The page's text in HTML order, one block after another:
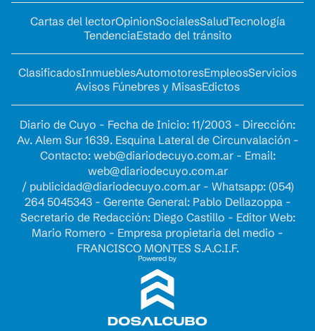
Cartas del lectorOpinionSocialesSaludTecnología
TendenciaEstado del tránsito
ClasificadosInmueblesAutomotoresEmpleosServicios
Avisos Fúnebres y MisasEdictos
Diario de Cuyo - Fecha de Inicio: 11/2003 - Dirección:
Av. Alem Sur 1639. Esquina Lateral de Circunvalación -
Contacto: web@diariodecuyo.com.ar- Email:
web@diariodecuyo.com.ar
/ publicidad@diariodecuyo.com.ar- Whatsapp: (054)
264 5045343 - Gerente General: Pablo Dellazoppa -
Secretario de Redacción: Diego Castillo - Editor Web:
Mario Romero - Empresa propietaria del medio -
FRANCISCO MONTES S.A.C.I.F.